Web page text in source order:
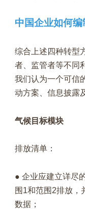
中国企业如何
综合上述四种转型
者、监管者等不同
我们认为一个可信
动方案、信息披露
气候目标模块
排放清单：
● 企业应建立详尽
围1和范围2排放，
数据；